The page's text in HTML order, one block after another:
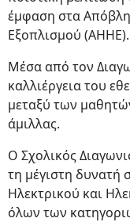
έμφαση στα
Εξοπλισμού (ΑΗΗΕ).
Μέσα από τον
καλλιέργεια του
μεταξύ των
άμιλλας.
Ο Σχολικός
τη μέγιστη
Ηλεκτρικού και
όλων των